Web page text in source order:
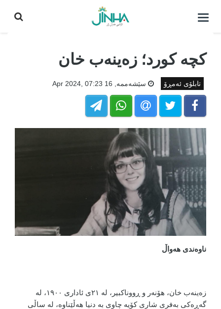
كردنه‌وه‌ی
کچە کورد؛ زەینەب خان
تابلۆی ئەمڕۆ سێشه‌ممه‌, 16 Apr 2024, 07:23
ناوەندی هەواڵ
زەینەب خان، هۆنەر و ڕووناکبیر، لە ٢١ی ئاداری ١٩٠٠، لە
گەڕەکی بەفری شاری کۆیە چاوی بە دنیا هەڵێناوە، لە ساڵی